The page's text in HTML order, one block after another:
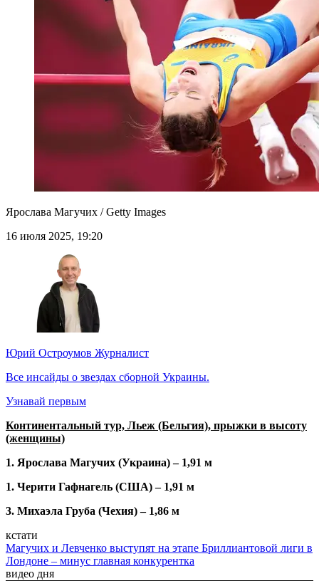
Ярослава Магучих / Getty Images
16 июля 2025, 19:20
Юрий Остроумов Журналист
Все инсайды о звездах сборной Украины.
Узнавай первым
Континентальный тур, Льеж (Бельгия), прыжки в высоту
(женщины)
1. Ярослава Магучих (Украина) – 1,91 м
1. Черити Гафнагель (США) – 1,91 м
3. Михаэла Груба (Чехия) – 1,86 м
кстати
Магучих и Левченко выступят на этапе Бриллиантовой лиги в
Лондоне – минус главная конкурентка
видео дня